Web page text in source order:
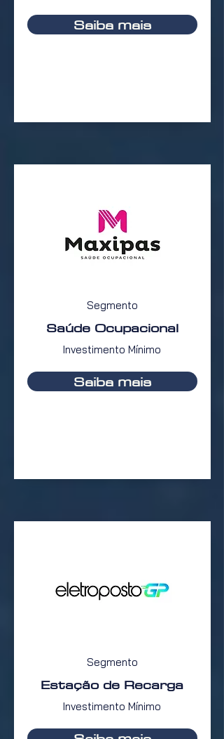
Saiba mais
Segmento
Saúde Ocupacional
Investimento Mínimo
Saiba mais
Segmento
Estação de Recarga
Investimento Mínimo